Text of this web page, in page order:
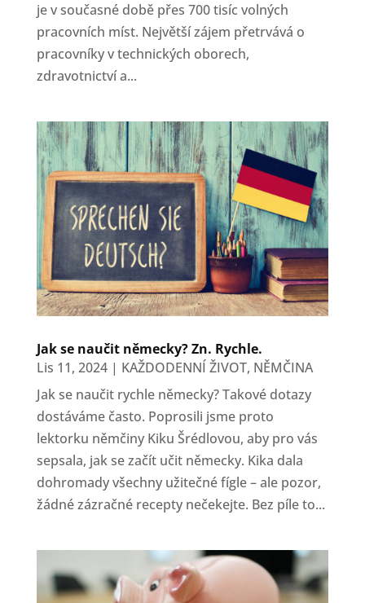
je v současné době přes 700 tisíc volných
pracovních míst. Největší zájem přetrvává o
pracovníky v technických oborech,
zdravotnictví a...
Jak se naučit německy? Zn. Rychle.
Lis 11, 2024| KAŽDODENNÍ ŽIVOT, NĚMČINA
Jak se naučit rychle německy? Takové dotazy
dostáváme často. Poprosili jsme proto
lektorku němčiny Kiku Šrédlovou, aby pro vás
sepsala, jak se začít učit německy. Kika dala
dohromady všechny užitečné fígle – ale pozor,
žádné zázračné recepty nečekejte. Bez píle to...